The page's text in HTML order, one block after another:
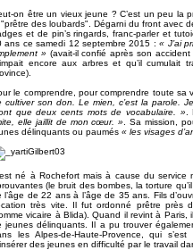
on être un vieux jeune ? C’est un peu la
des loubards". Dégarni du front avec
et de pin’s ringards, franc-parler et
ans ce samedi 12 septembre 2015 :« J’ai
» (avait-il confié après son
encore aux arbres et qu’il cumulait
le comprendre, pour comprendre toute sa
cultiver son don. Le mien, c’est la parole.
que deux cents mots de vocabulaire. »
elle jaillit de mon cœur. »
. Sa mission,
délinquants ou paumés « les visages
né à Rochefort mais à cause du service
(le bruit des bombes, la torture
l’âge de 22 ans à l’âge de 35 ans. Fils
très vite. Il fut ordonné prêtre près
vicaire à Blida). Quand il revint à
jeunes délinquants. Il a pu trouver
les Alpes-de-Haute-Provence, qui
des jeunes en difficulté par le travail